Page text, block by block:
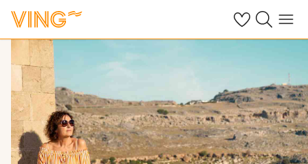
Se dinaSök på ving.se
Meny